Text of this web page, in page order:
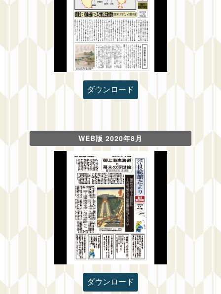
ダウンロード
WEB版 2020年8月
ダウンロード